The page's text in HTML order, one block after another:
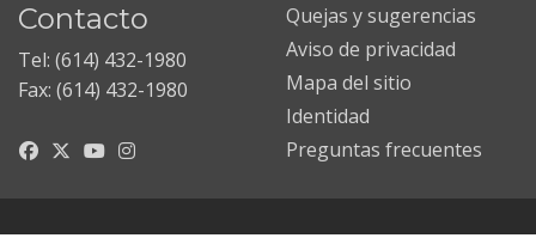
Contacto
Tel: (614) 432-1980
Fax: (614) 432-1980
Quejas y sugerencias
Aviso de privacidad
Mapa del sitio
Identidad
Preguntas frecuentes